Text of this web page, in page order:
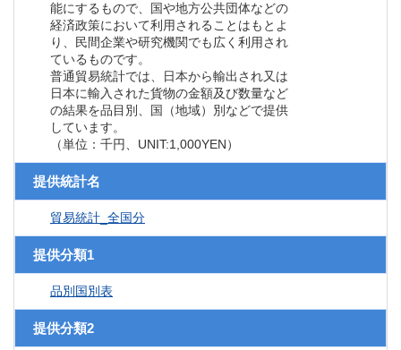
能にするもので、国や地方公共団体などの
経済政策において利用されることはもとよ
り、民間企業や研究機関でも広く利用され
ているものです。
普通貿易統計では、日本から輸出され又は
日本に輸入された貨物の金額及び数量など
の結果を品目別、国（地域）別などで提供
しています。
（単位：千円、UNIT:1,000YEN）
提供統計名
貿易統計_全国分
提供分類1
品別国別表
提供分類2